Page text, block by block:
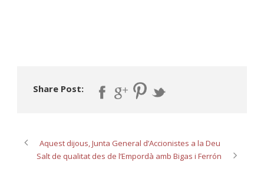
Share Post:
Aquest dijous, Junta General d’Accionistes a la Deu
Salt de qualitat des de l’Empordà amb Bigas i Ferrón